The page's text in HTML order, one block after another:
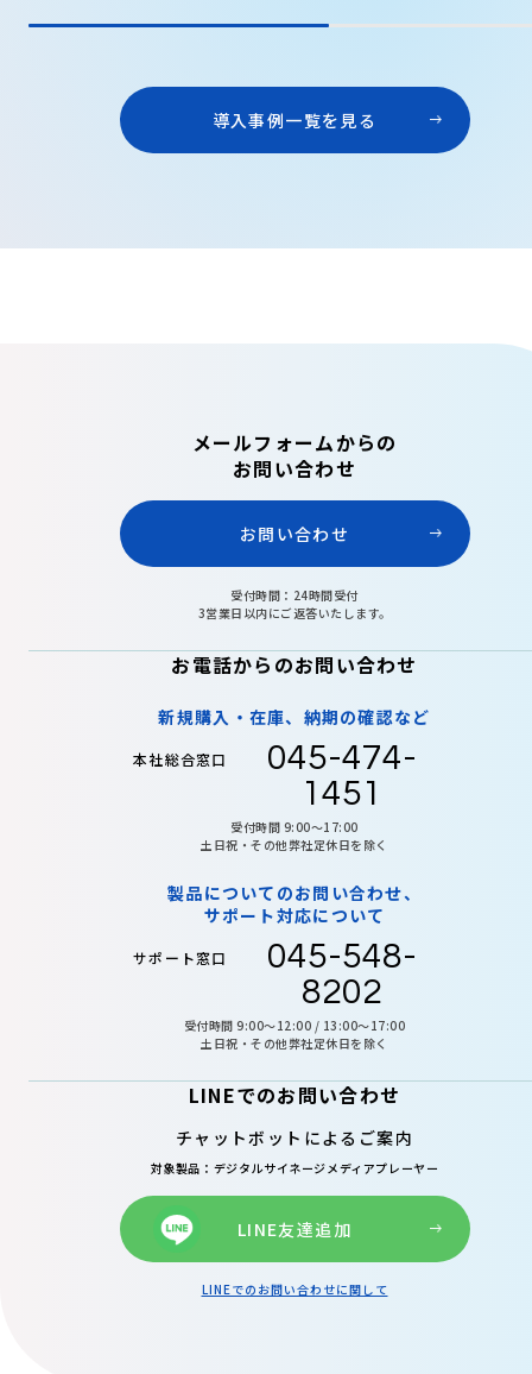
導入事例一覧を見る
メールフォームからの
お問い合わせ
お問い合わせ
受付時間：24時間受付
3営業日以内にご返答いたします。
お電話からのお問い合わせ
新規購入・在庫、納期の確認など
本社総合窓口
045-474-
1451
受付時間 9:00〜17:00
土日祝・その他弊社定休日を除く
製品についてのお問い合わせ、
サポート対応について
サポート窓口
045-548-
8202
受付時間 9:00～12:00 / 13:00～17:00
土日祝・その他弊社定休日を除く
LINEでのお問い合わせ
チャットボットによるご案内
対象製品：デジタルサイネージメディアプレーヤー
LINE友達追加
LINEでのお問い合わせに関して